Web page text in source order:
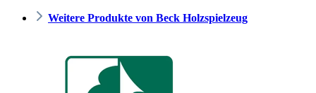
Weitere Produkte von Beck Holzspielzeug